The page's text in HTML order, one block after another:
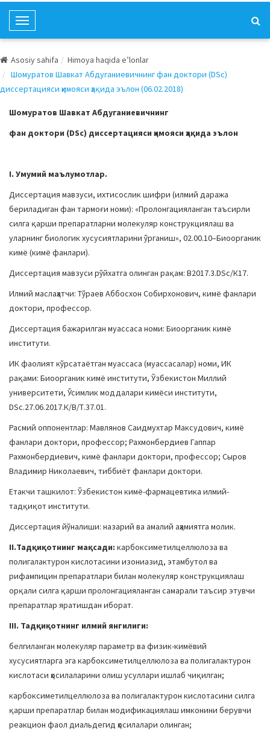
T
o
g
l
e
N
v
t
i
o
n
Asosiy sahifa
Himoya haqida e’lonlar
Шомуратов Шавкат Абдуганиевичнинг фан доктори (DSc)
диссертацияси ҳимояси ҳақида эълон (06.02.2018)
Шомуратов Шавкат Абдуганиевичнинг
фан доктори (DSc) диссертацияси ҳимояси ҳақида эълон
I. Умумий маълумотлар.
Диссертация мавзуси, ихтисослик шифри (илмий даража
бериладиган фан тармоғи номи): «Пролонгацияланган таъсирли
силга қарши препаратларни молекуляр конструкциялаш ва
уларнинг биологик хусусиятларини ўрганиш», 02.00.10–Биоорганик
кимё (кимё фанлари).
Диссертация мавзуси рўйхатга олинган рақам: В2017.3.DSc/К17.
Илмий маслаҳатчи: Тўраев Аббосхон Собирхонович, кимё фанлари
доктори, профессор.
Диссертация бажарилган муассаса номи: Биоорганик кимё
институти.
ИК фаолият кўрсатаётган муассаса (муассасалар) номи, ИК
рақами: Биоорганик кимё институти, Ўзбекистон Миллий
университети, Ўсимлик моддалари кимёси институти,
DSc.27.06.2017.К/В/Т.37.01.
Расмий оппонентлар: Мавлянов Саидмухтар Максудович, кимё
фанлари доктори, профессор; Рахмонбердиев Гаппар
Рахмонбердиевич, кимё фанлари доктори, профессор; Сыров
Владимир Николаевич, тиббиёт фанлари доктори.
Етакчи ташкилот: Ўзбекистон кимё-фармацевтика илмий-
тадқиқот институти.
Диссертация йўналиши: назарий ва амалий аҳамиятга молик.
II.Тадқиқотнинг мақсади: карбоксиметилцеллюлоза ва
полигалактурон кислотасини изониазид, этамбутол ва
рифампицин препаратлари билан молекуляр конструкциялаш
орқали силга қарши пролонгацияланган самарали таъсир этувчи
препаратлар яратишдан иборат.
III. Тадқиқотнинг илмий янгилиги:
белгиланган молекуляр параметр ва физик-кимёвий
хусусиятларга эга карбоксиметилцеллюлоза ва полигалактурон
кислотаси ҳосилаларини олиш усуллари ишлаб чиқилган;
карбоксиметилцеллюлоза ва полигалактурон кислотасини силга
қарши препаратлар билан модификациялаш имконини берувчи
реакцион фаол диальдегид ҳосилалари олинган;